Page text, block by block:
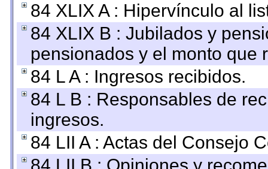
84 XLIX A : Hipervínculo al
84 XLIX B : Jubilados y
pensionados y el monto que
84 L A : Ingresos recibidos.
84 L B : Responsables de
ingresos.
84 LII A : Actas del Consejo